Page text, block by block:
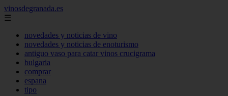
vinosdegranada.es
☰
novedades y noticias de vino
novedades y noticias de enoturismo
antiguo vaso para catar vinos crucigrama
bulgaria
comprar
espana
tipo